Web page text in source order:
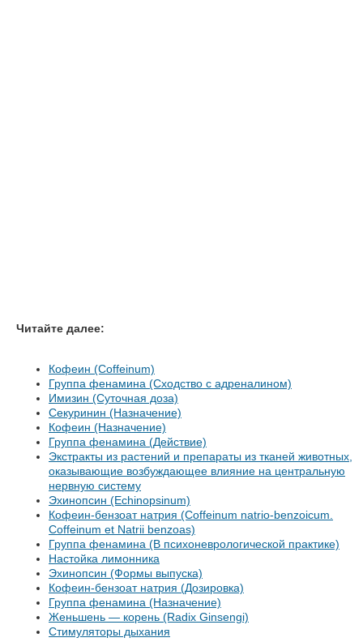
Читайте далее:
Кофеин (Coffeinum)
Группа фенамина (Сходство с адреналином)
Имизин (Суточная доза)
Секуринин (Назначение)
Кофеин (Назначение)
Группа фенамина (Действие)
Экстракты из растений и препараты из тканей животных,
оказывающие возбуждающее влияние на центральную
нервную систему
Эхинопсин (Echinopsinum)
Кофеин-бензоат натрия (Coffeinum natrio-benzoicum.
Coffeinum et Natrii benzoas)
Группа фенамина (В психоневрологической практике)
Настойка лимонника
Эхинопсин (Формы выпуска)
Кофеин-бензоат натрия (Дозировка)
Группа фенамина (Назначение)
Женьшень — корень (Radix Ginsengi)
Стимуляторы дыхания